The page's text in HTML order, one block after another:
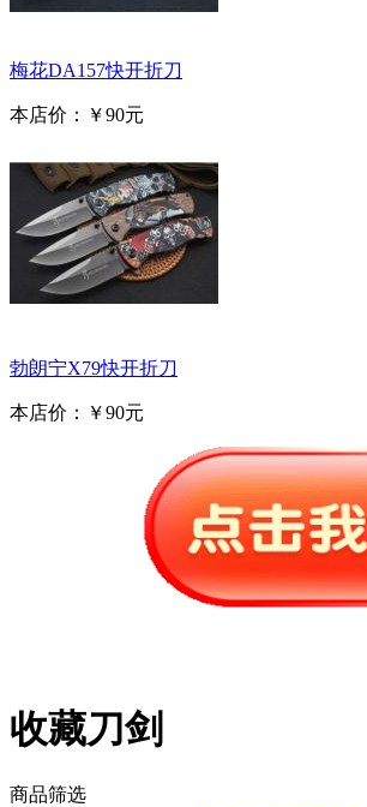
梅花DA157快开折刀
本店价： ￥90元
勃朗宁X79快开折刀
本店价： ￥90元
收藏刀剑
商品筛选